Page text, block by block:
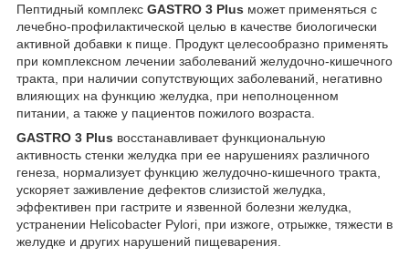
Пептидный комплекс GASTRO 3 Plus может применяться с
лечебно-профилактической целью в качестве биологически
активной добавки к пище. Продукт целесообразно применять
при комплексном лечении заболеваний желудочно-кишечного
тракта, при наличии сопутствующих заболеваний, негативно
влияющих на функцию желудка, при неполноценном
питании, а также у пациентов пожилого возраста.
GASTRO 3 Plus восстанавливает функциональную
активность стенки желудка при ее нарушениях различного
генеза, нормализует функцию желудочно-кишечного тракта,
ускоряет заживление дефектов слизистой желудка,
эффективен при гастрите и язвенной болезни желудка,
устранении Нelicobacter Pylori, при изжоге, отрыжке, тяжести в
желудке и других нарушений пищеварения.